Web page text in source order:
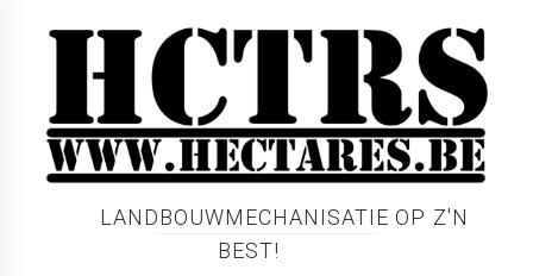
LANDBOUWMECHANISATIE OP Z'N
BEST!